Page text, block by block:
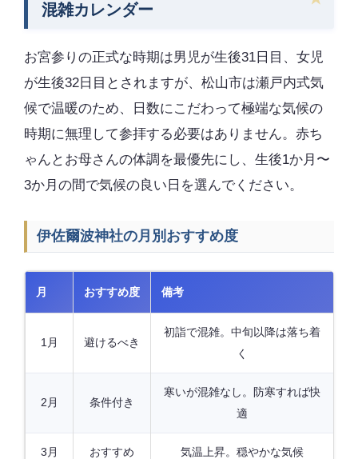
混雑カレンダー
お宮参りの正式な時期は男児が生後31日目、女児
が生後32日目とされますが、松山市は瀬戸内式気
候で温暖のため、日数にこだわって極端な気候の
時期に無理して参拝する必要はありません。赤ち
ゃんとお母さんの体調を最優先にし、生後1か月〜
3か月の間で気候の良い日を選んでください。
伊佐爾波神社の月別おすすめ度
月 おすすめ度 備考
1月 避けるべき
初詣で混雑。中旬以降は落ち着
く
2月 条件付き
寒いが混雑なし。防寒すれば快
適
3月 おすすめ 気温上昇。穏やかな気候